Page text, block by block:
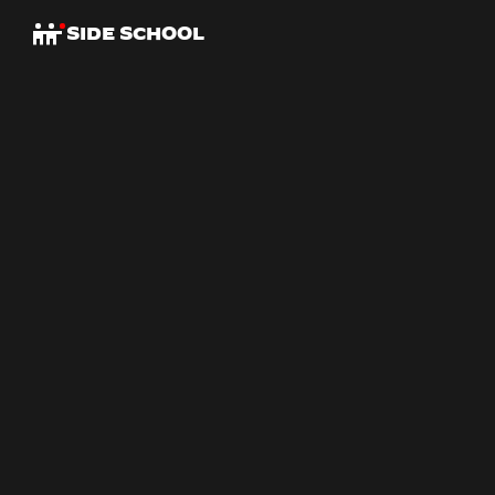
SIDE SCHOOL